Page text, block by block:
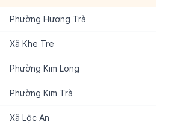
Phường Hương Trà
Xã Khe Tre
Phường Kim Long
Phường Kim Trà
Xã Lộc An